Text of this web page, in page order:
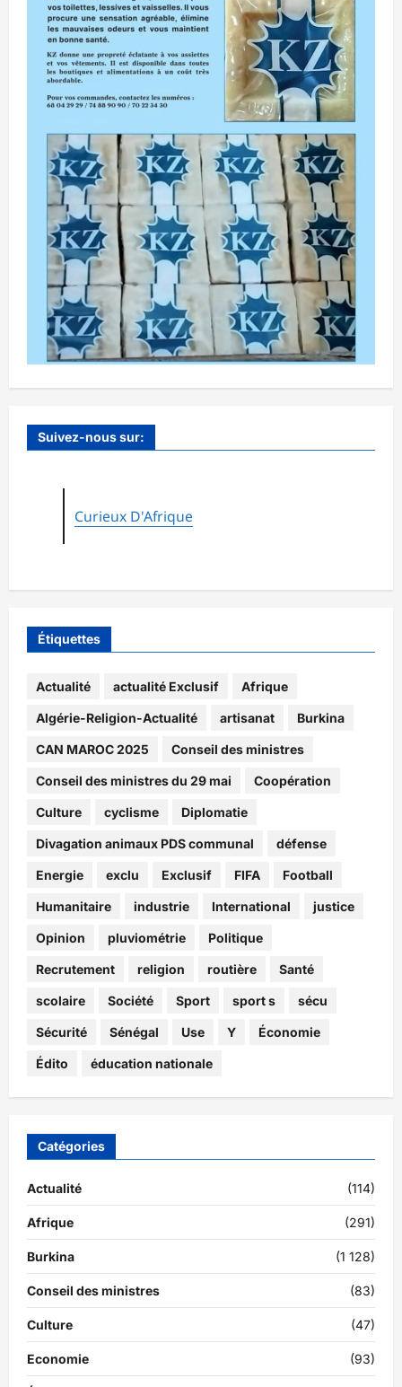
Suivez-nous sur:
Curieux D'Afrique
Étiquettes
Actualité actualité Exclusif Afrique
Algérie-Religion-Actualité artisanat Burkina
CAN MAROC 2025 Conseil des ministres
Conseil des ministres du 29 mai Coopération
Culture cyclisme Diplomatie
Divagation animaux PDS communal défense
Energie exclu Exclusif FIFA Football
Humanitaire industrie International justice
Opinion pluviométrie Politique
Recrutement religion routière Santé
scolaire Société Sport sport s sécu
Sécurité Sénégal Use Y Économie
Édito éducation nationale
Catégories
Actualité (114)
Afrique (291)
Burkina (1 128)
Conseil des ministres (83)
Culture (47)
Economie (93)